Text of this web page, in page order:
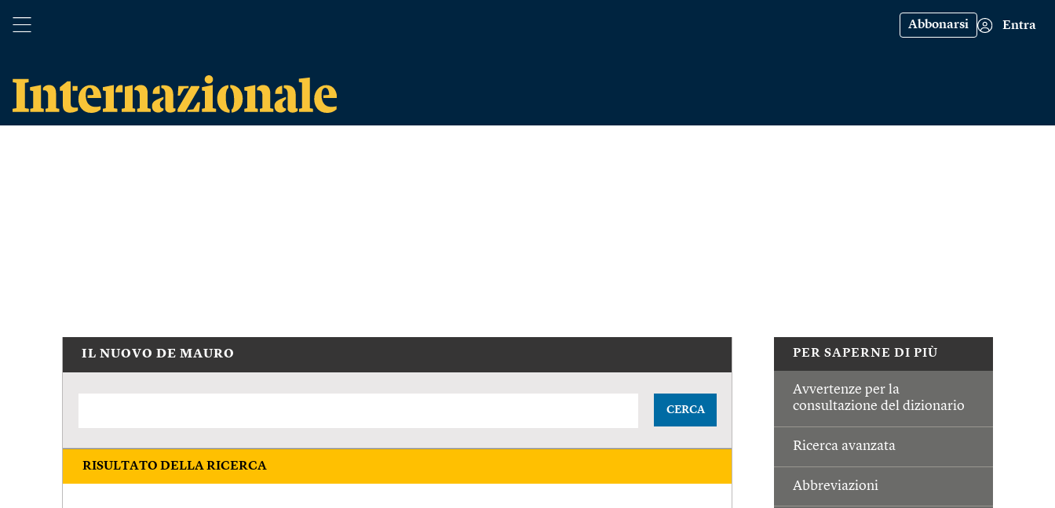
Abbonarsi Entra
PER SAPERNE DI PIÙ
Avvertenze per la
consultazione del dizionario
Ricerca avanzata
Abbreviazioni
IL NUOVO DE MAURO
CERCA
RISULTATO DELLA RICERCA